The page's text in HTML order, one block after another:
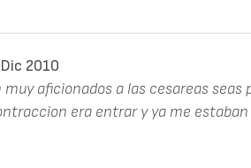
2010
muy aficionados a las cesareas seas
era entrar y ya me